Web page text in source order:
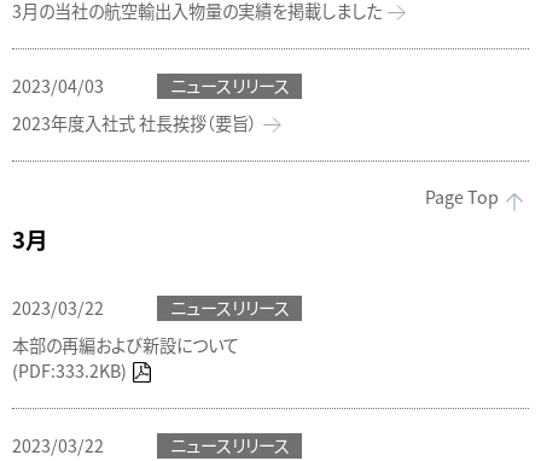
3月の当社の航空輸出入物量の実績を掲載しました
2023/04/03
ニュースリリース
2023年度入社式 社長挨拶（要旨）
Page Top
3月
2023/03/22
ニュースリリース
本部の再編および新設について
(PDF:333.2KB)
2023/03/22
ニュースリリース